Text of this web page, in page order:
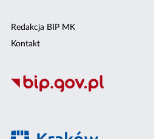
Redakcja BIP MK
Kontakt